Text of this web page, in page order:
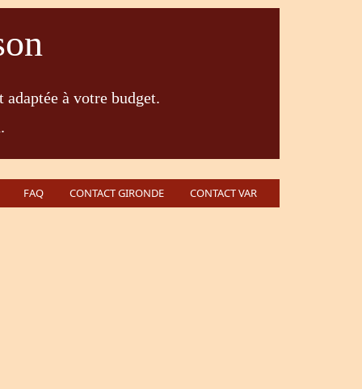
à votre budget.
FAQ CONTACT GIRONDE CONTACT VAR